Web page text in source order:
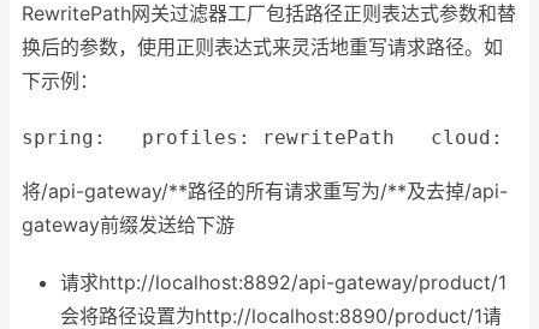
RewritePath网关过滤器工厂包括路径正则表达式参数和替
换后的参数，使用正则表达式来灵活地重写请求路径。如
下示例：
spring: profiles: rewritePath cloud:
将/api-gateway/**路径的所有请求重写为/**及去掉/api-
gateway前缀发送给下游
请求http://localhost:8892/api-gateway/product/1
会将路径设置为http://localhost:8890/product/1请